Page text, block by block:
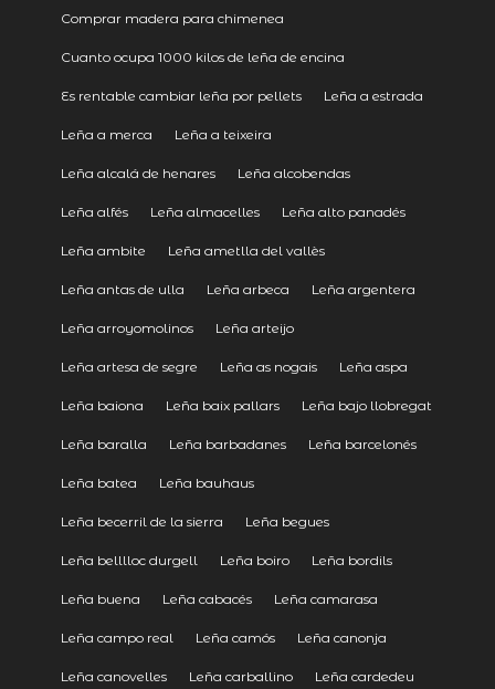
Comprar madera para chimenea
Cuanto ocupa 1000 kilos de leña de encina
Es rentable cambiar leña por pellets Leña a estrada
Leña a merca Leña a teixeira
Leña alcalá de henares Leña alcobendas
Leña alfés Leña almacelles Leña alto panadés
Leña ambite Leña ametlla del vallès
Leña antas de ulla Leña arbeca Leña argentera
Leña arroyomolinos Leña arteijo
Leña artesa de segre Leña as nogais Leña aspa
Leña baiona Leña baix pallars Leña bajo llobregat
Leña baralla Leña barbadanes Leña barcelonés
Leña batea Leña bauhaus
Leña becerril de la sierra Leña begues
Leña belllloc durgell Leña boiro Leña bordils
Leña buena Leña cabacés Leña camarasa
Leña campo real Leña camós Leña canonja
Leña canovelles Leña carballino Leña cardedeu